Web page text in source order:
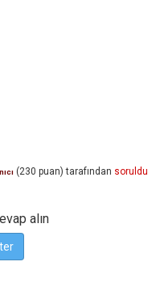
(230 puan) tarafından soruldu
alın